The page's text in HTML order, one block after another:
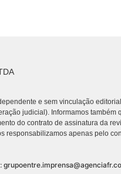
e sem vinculação
judicial). Informamos também
do contrato de assinatura da
responsabilizamos apenas pelo